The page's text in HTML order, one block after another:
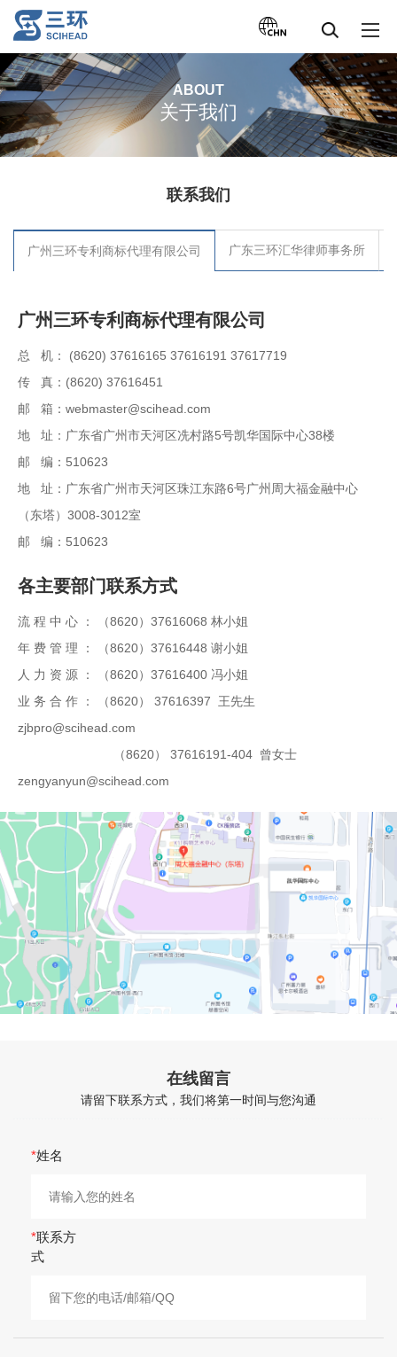
01
首页
02
关于我
们
03
业务领
商标业务
04
公司团
队
研究专著
05
经典案
例
06
新闻资
讯
ABOUT
关于我们
联系我们
广州三环专利商标代理有限公司 广东三环汇华律师事务所
广州三环专利商标代理有限公司
总 机： (8620) 37616165 37616191 37617719
传 真：(8620) 37616451
邮 箱：webmaster@scihead.com
地 址：广东省广州市天河区冼村路5号凯华国际中心38楼
邮 编：510623
地 址：广东省广州市天河区珠江东路6号广州周大福金融中心
（东塔）3008-3012室
邮 编：510623
各主要部门联系方式
流 程 中 心 ： （8620）37616068 林小姐
年 费 管 理 ： （8620）37616448 谢小姐
人 力 资 源 ： （8620）37616400 冯小姐
业 务 合 作 ： （8620） 37616397 王先生
zjbpro@scihead.com
（8620） 37616191-404 曾女士
zengyanyun@scihead.com
在线留言
请留下联系方式，我们将第一时间与您沟通
*姓名
*联系方
式